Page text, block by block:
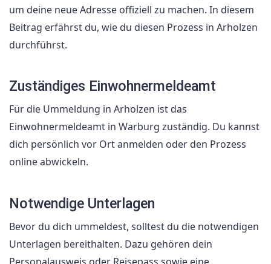
um deine neue Adresse offiziell zu machen. In diesem
Beitrag erfährst du, wie du diesen Prozess in Arholzen
durchführst.
Zuständiges Einwohnermeldeamt
Für die Ummeldung in Arholzen ist das
Einwohnermeldeamt in Warburg zuständig. Du kannst
dich persönlich vor Ort anmelden oder den Prozess
online abwickeln.
Notwendige Unterlagen
Bevor du dich ummeldest, solltest du die notwendigen
Unterlagen bereithalten. Dazu gehören dein